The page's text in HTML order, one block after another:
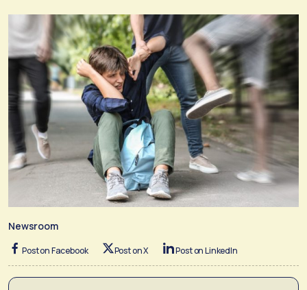
Newsroom
Post on Facebook Post on X Post on LinkedIn